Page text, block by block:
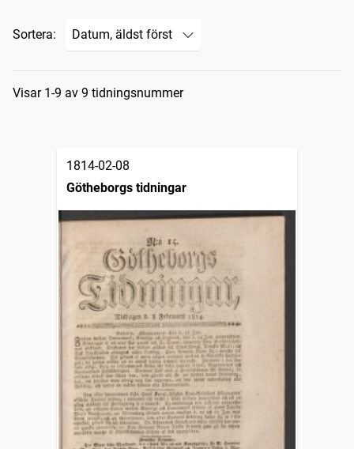
Sortera:
Sökresultat
Visar 1-9 av 9 tidningsnummer
1814-02-08
Götheborgs tidningar